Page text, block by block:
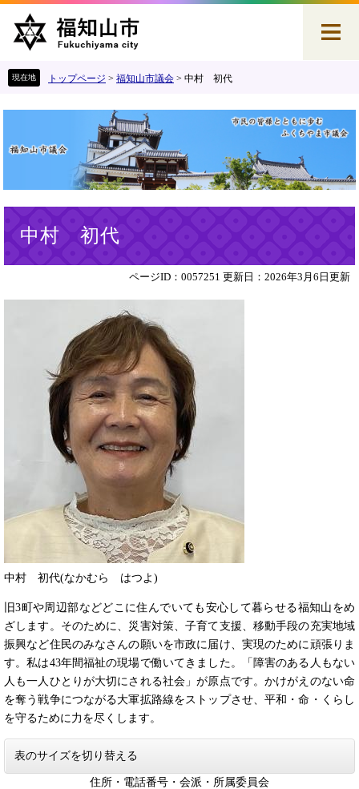
で
。
ば
て
へ
トップページ > 福知山市議会 > 中村 初代
中村 初代
ページID：0057251 更新日：2026年3月6日更新
中村 初代(なかむら はつよ)
旧3町や周辺部などどこに住んでいても安心して暮らせる福知山をめ
ざします。そのために、災害対策、子育て支援、移動手段の充実地域
振興など住民のみなさんの願いを市政に届け、実現のために頑張りま
す。私は43年間福祉の現場で働いてきました。「障害のある人もない
人も一人ひとりが大切にされる社会」が原点です。かけがえのない命
を奪う戦争につながる大軍拡路線をストップさせ、平和・命・くらし
を守るために力を尽くします。
表のサイズを切り替える
住所・電話番号・会派・所属委員会